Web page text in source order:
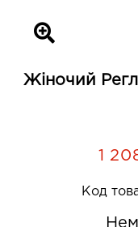
Жіночий
1
Код